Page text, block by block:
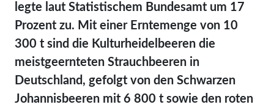
legte laut Statistischem Bundesamt um 17
Prozent zu. Mit einer Erntemenge von 10
300 t sind die Kulturheidelbeeren die
meistgeernteten Strauchbeeren in
Deutschland, gefolgt von den Schwarzen
Johannisbeeren mit 6 800 t sowie den roten